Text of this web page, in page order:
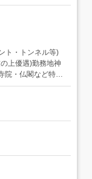
ト・トンネル等)
上優遇)勤務地神
院・仏閣など特殊
備の施工管理業務
体的には>・火災